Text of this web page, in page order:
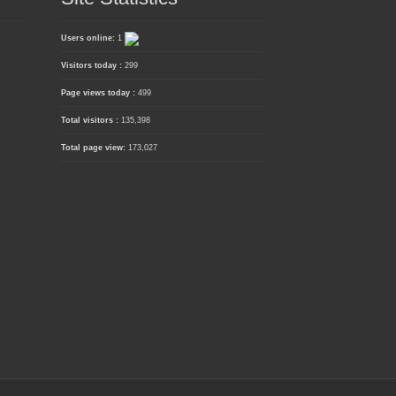
Users online: 1
Visitors today : 299
Page views today : 499
Total visitors : 135,398
Total page view: 173,027